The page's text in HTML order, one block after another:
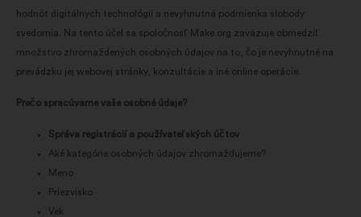
hodnôt digitálnych technológií a nevyhnutná podmienka slobody
svedomia. Na tento účel sa spoločnosť Make.org zaväzuje obmedziť
množstvo zhromaždených osobných údajov na to, čo je nevyhnutné na
prevádzku jej webovej stránky, konzultácie a iné online operácie.
Prečo spracúvame vaše osobné údaje?
Správa registrácií a používateľských účtov
Aké kategórie osobných údajov zhromažďujeme?
Meno
Priezvisko
Vek